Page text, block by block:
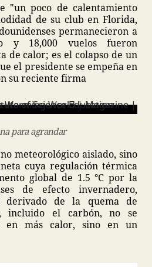
"un poco de calentamiento
de su club en Florida,
permanecieron a
y 18,000 vuelos fueron
de calor; es el colapso de un
el presidente se empeña en
su reciente firma
para agrandar
meteorológico aislado, sino
cuya regulación térmica
global de 1.5 °C por la
de efecto invernadero,
derivado de la quema de
incluido el carbón, no se
en más calor, sino en un